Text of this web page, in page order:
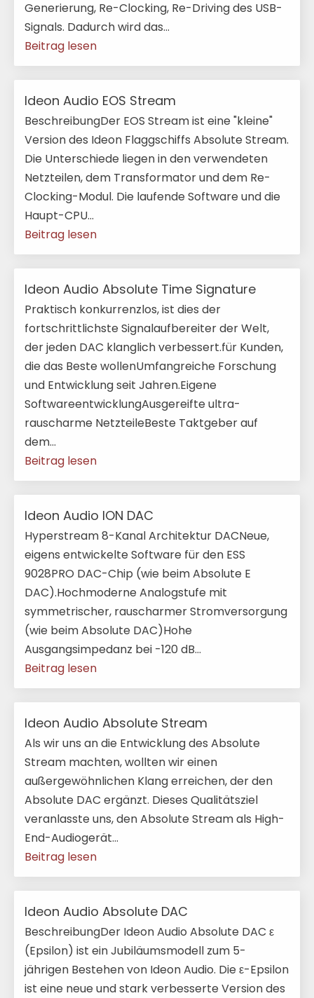
Generierung, Re-Clocking, Re-Driving des USB-
Signals. Dadurch wird das...
Beitrag lesen
Ideon Audio EOS Stream
BeschreibungDer EOS Stream ist eine "kleine"
Version des Ideon Flaggschiffs Absolute Stream.
Die Unterschiede liegen in den verwendeten
Netzteilen, dem Transformator und dem Re-
Clocking-Modul. Die laufende Software und die
Haupt-CPU...
Beitrag lesen
Ideon Audio Absolute Time Signature
Praktisch konkurrenzlos, ist dies der
fortschrittlichste Signalaufbereiter der Welt,
der jeden DAC klanglich verbessert.für Kunden,
die das Beste wollenUmfangreiche Forschung
und Entwicklung seit Jahren.Eigene
SoftwareentwicklungAusgereifte ultra-
rauscharme NetzteileBeste Taktgeber auf
dem...
Beitrag lesen
Ideon Audio ION DAC
Hyperstream 8-Kanal Architektur DACNeue,
eigens entwickelte Software für den ESS
9028PRO DAC-Chip (wie beim Absolute E
DAC).Hochmoderne Analogstufe mit
symmetrischer, rauscharmer Stromversorgung
(wie beim Absolute DAC)Hohe
Ausgangsimpedanz bei -120 dB...
Beitrag lesen
Ideon Audio Absolute Stream
Als wir uns an die Entwicklung des Absolute
Stream machten, wollten wir einen
außergewöhnlichen Klang erreichen, der den
Absolute DAC ergänzt. Dieses Qualitätsziel
veranlasste uns, den Absolute Stream als High-
End-Audiogerät...
Beitrag lesen
Ideon Audio Absolute DAC
BeschreibungDer Ideon Audio Absolute DAC ε
(Epsilon) ist ein Jubiläumsmodell zum 5-
jährigen Bestehen von Ideon Audio. Die ε-Epsilon
ist eine neue und stark verbesserte Version des